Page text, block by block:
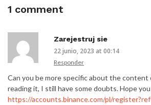
1 comment
Zarejestruj sie
22 junio, 2023 at 00:14
Responder
Can you be more specific about the
reading it, I still have some doubts. Hope
https://accounts.binance.com/pl/